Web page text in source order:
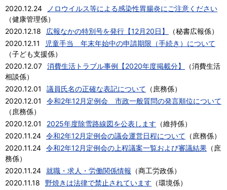
2020.12.24
ノロウイルス等による感染性胃腸炎にご注意ください
（健康管理係）
2020.12.18
広報なかの特別号を発行【12月20日】 （秘書広報係）
2020.12.11
児童手当 年末年始中の申請期限（手続き）について
（子ども支援係）
2020.12.07 消費生活トラブル事例【2020年度掲載分】 （消費生活
相談係）
2020.12.01
議員氏名の正確な表記について （ 庶務係）
2020.12.01
令和2年12月定例会 市政一般質問の発言順位について
（ 庶務係）
2020.12.01
2025年度除雪路線図を公表します （維持係）
2020.11.24 令和2年12月定例会の議会運営日程について （ 庶務係）
2020.11.24 令和2年12月定例会の上程議案一覧および審議結果 （ 庶
務係）
2020.11.24 就職・求人・労働関係情報 （商工労政係）
2020.11.18
野焼きは法律で禁止されています （環境係）